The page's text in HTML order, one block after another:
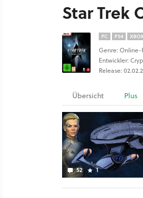
Star Trek
PC PS4
Genre: Online-
Entwickler:
Release:
Übersicht Plus
52 1